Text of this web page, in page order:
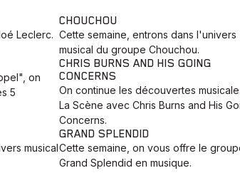
Leclerc.
CHOUCHOU
Cette semaine, entrons dans l'univers
musical du groupe Chouchou.
on
5
CHRIS BURNS AND HIS GOING
CONCERNS
On continue les découvertes
La Scène avec Chris Burns and His
Concerns.
musical
GRAND SPLENDID
Cette semaine, on vous offre le
Grand Splendid en musique.